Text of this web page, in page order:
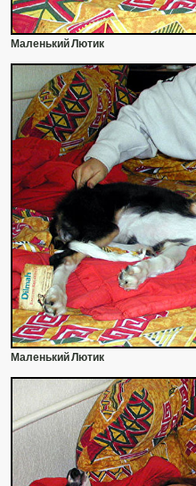
Маленький Лютик
Маленький Лютик